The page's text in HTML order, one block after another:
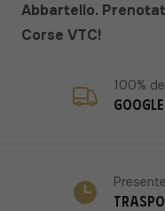
Abbartello.
Corse VTC!
100%